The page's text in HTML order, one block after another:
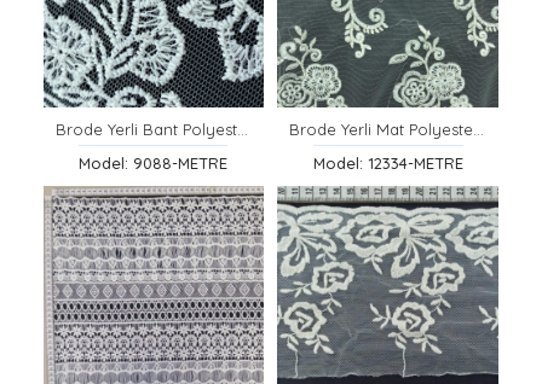
Brode Yerli Bant Polyester Tül Üzeri Ham 20 CM
Model: 9088-METRE
Brode Yerli Mat Polyester Korluklu Gümüş-Ham Kumaş
Model: 12334-METRE